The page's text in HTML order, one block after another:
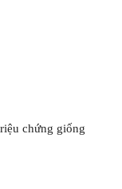
chứng giống